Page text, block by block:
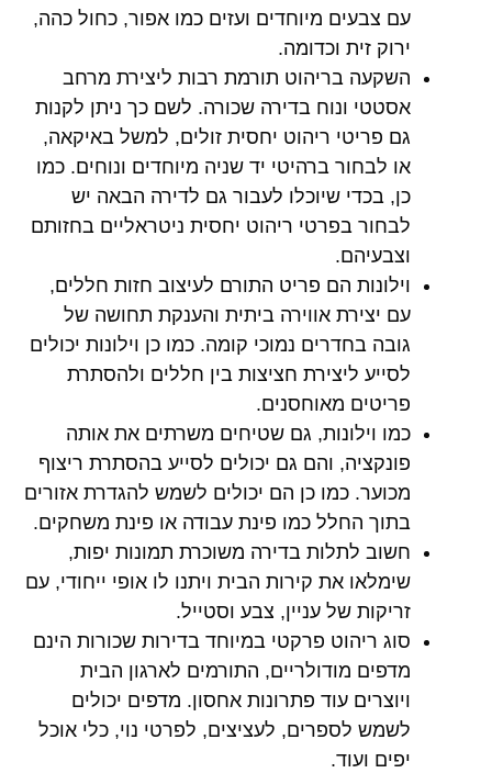
עם צבעים מיוחדים ועזים כמו אפור, כחול כהה,
ירוק זית וכדומה.
השקעה בריהוט תורמת רבות ליצירת מרחב
אסטטי ונוח בדירה שכורה. לשם כך ניתן לקנות
גם פריטי ריהוט יחסית זולים, למשל באיקאה,
או לבחור ברהיטי יד שניה מיוחדים ונוחים. כמו
כן, בכדי שיוכלו לעבור גם לדירה הבאה יש
לבחור בפרטי ריהוט יחסית ניטראליים בחזותם
וצבעיהם.
וילונות הם פריט התורם לעיצוב חזות חללים,
עם יצירת אווירה ביתית והענקת תחושה של
גובה בחדרים נמוכי קומה. כמו כן וילונות יכולים
לסייע ליצירת חציצות בין חללים ולהסתרת
פריטים מאוחסנים.
כמו וילונות, גם שטיחים משרתים את אותה
פונקציה, והם גם יכולים לסייע בהסתרת ריצוף
מכוער. כמו כן הם יכולים לשמש להגדרת אזורים
בתוך החלל כמו פינת עבודה או פינת משחקים.
חשוב לתלות בדירה משוכרת תמונות יפות,
שימלאו את קירות הבית ויתנו לו אופי ייחודי, עם
זריקות של עניין, צבע וסטייל.
סוג ריהוט פרקטי במיוחד בדירות שכורות הינם
מדפים מודולריים, התורמים לארגון הבית
ויוצרים עוד פתרונות אחסון. מדפים יכולים
לשמש לספרים, לעציצים, לפרטי נוי, כלי אוכל
יפים ועוד.